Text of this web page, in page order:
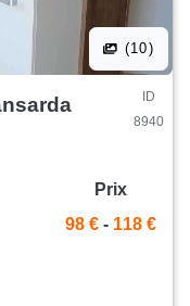
(10)
ID
8940
Prix
98 € - 118 €